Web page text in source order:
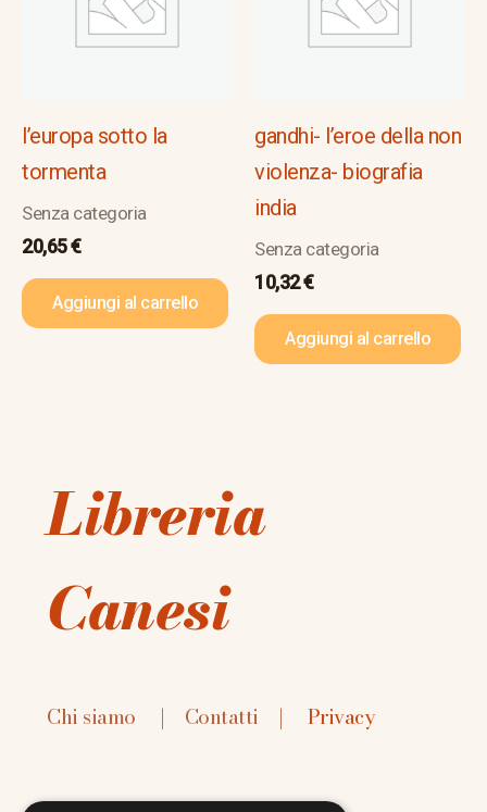
l’europa sotto la
tormenta
Senza categoria
20,65€
Aggiungi al carrello
gandhi- l’eroe della non
violenza- biografia
india
Senza categoria
10,32€
Aggiungi al carrello
Libreria
Canesi
Chi siamo | Contatti | Privacy